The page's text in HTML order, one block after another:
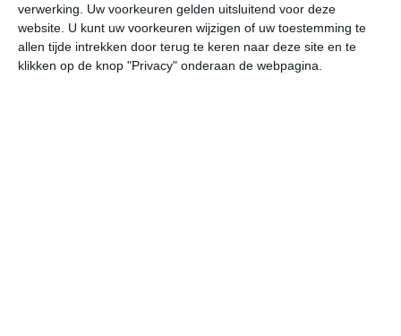
verwerking. Uw voorkeuren gelden uitsluitend voor deze
website. U kunt uw voorkeuren wijzigen of uw toestemming te
allen tijde intrekken door terug te keren naar deze site en te
klikken op de knop "Privacy" onderaan de webpagina.
10:00 13:00 16:00 19:00 22:00